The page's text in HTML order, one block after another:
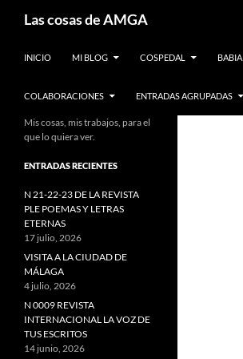
Las cosas de AMGA
INICIO MI BLOG COSPEDAL BABIA
COLABORACIONES ENTRADAS AGRUPADAS
Mis cosas, mis trabajos, para el
que lo quiera ver.
ENTRADAS RECIENTES
N 21-22-23 DE LA REVISTA
PLE POEMAS Y LETRAS
ETERNAS
17 julio, 2026
VISITA A LA CIUDAD DE
MÁLAGA
4 julio, 2026
N 0009 REVISTA
INTERNACIONAL LA VOZ DE
TUS ESCRITOS
14 junio, 2026